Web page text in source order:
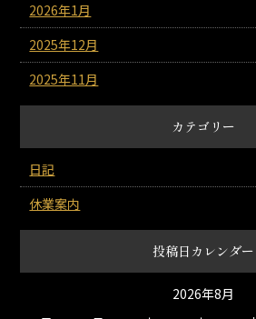
2026年1月
2025年12月
2025年11月
カテゴリー
日記
休業案内
投稿日カレンダー
2026年8月